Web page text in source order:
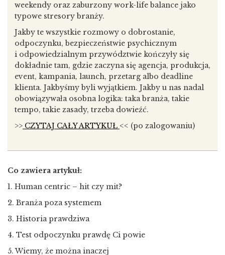
weekendy oraz zaburzony work-life balance jako
typowe stresory branży.
Jakby te wszystkie rozmowy o dobrostanie,
odpoczynku, bezpieczeństwie psychicznym
i odpowiedzialnym przywództwie kończyły się
dokładnie tam, gdzie zaczyna się agencja, produkcja,
event, kampania, launch, przetarg albo deadline
klienta. Jakbyśmy byli wyjątkiem. Jakby u nas nadal
obowiązywała osobna logika: taka branża, takie
tempo, takie zasady, trzeba dowieźć.
>> CZYTAJ CAŁY ARTYKUŁ << (po zalogowaniu)
Co zawiera artykuł:
1. Human centric – hit czy mit?
2. Branża poza systemem
3. Historia prawdziwa
4. Test odpoczynku prawdę Ci powie
5. Wiemy, że można inaczej